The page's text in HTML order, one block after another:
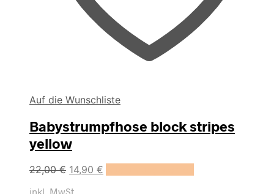
Auf die Wunschliste
Babystrumpfhose block stripes
yellow
22,00€ 14,90 €
inkl. MwSt.